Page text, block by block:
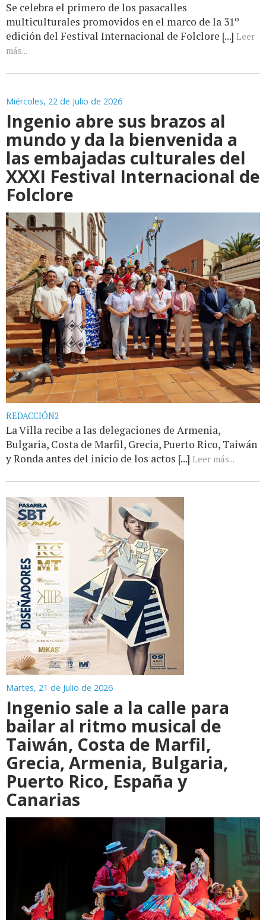
Se celebra el primero de los pasacalles
multiculturales promovidos en el marco de la 31º
edición del Festival Internacional de Folclore [...] Leer
más...
Miércoles, 22 de Julio de 2026
Ingenio abre sus brazos al
mundo y da la bienvenida a
las embajadas culturales del
XXXI Festival Internacional de
Folclore
REDACCIÓN2
La Villa recibe a las delegaciones de Armenia,
Bulgaria, Costa de Marfil, Grecia, Puerto Rico, Taiwán
y Ronda antes del inicio de los actos [...] Leer más...
Martes, 21 de Julio de 2026
Ingenio sale a la calle para
bailar al ritmo musical de
Taiwán, Costa de Marfil,
Grecia, Armenia, Bulgaria,
Puerto Rico, España y
Canarias